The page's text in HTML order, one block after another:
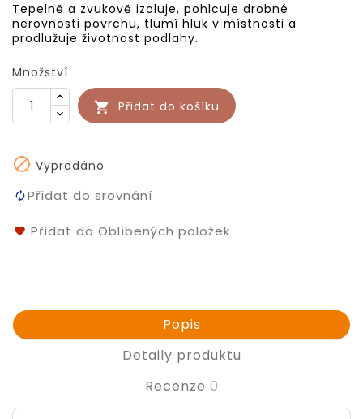
Tepelně a zvukově izoluje, pohlcuje drobné
nerovnosti povrchu, tlumí hluk v místnosti a
prodlužuje životnost podlahy.
Množství
 Přidat do košíku
 Vyprodáno
Přidat do srovnání
Přidat do Oblíbených položek
Popis
Detaily produktu
Recenze 0